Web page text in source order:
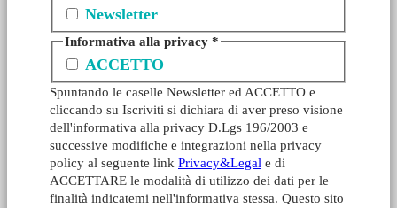
Newsletter
Informativa alla privacy*
ACCETTO
Spuntando le caselle Newsletter ed ACCETTO e
cliccando su Iscriviti si dichiara di aver preso visione
dell'informativa alla privacy D.Lgs 196/2003 e
successive modifiche e integrazioni nella privacy
policy al seguente link Privacy&Legal e di
ACCETTARE le modalità di utilizzo dei dati per le
finalità indicatemi nell'informativa stessa. Questo sito